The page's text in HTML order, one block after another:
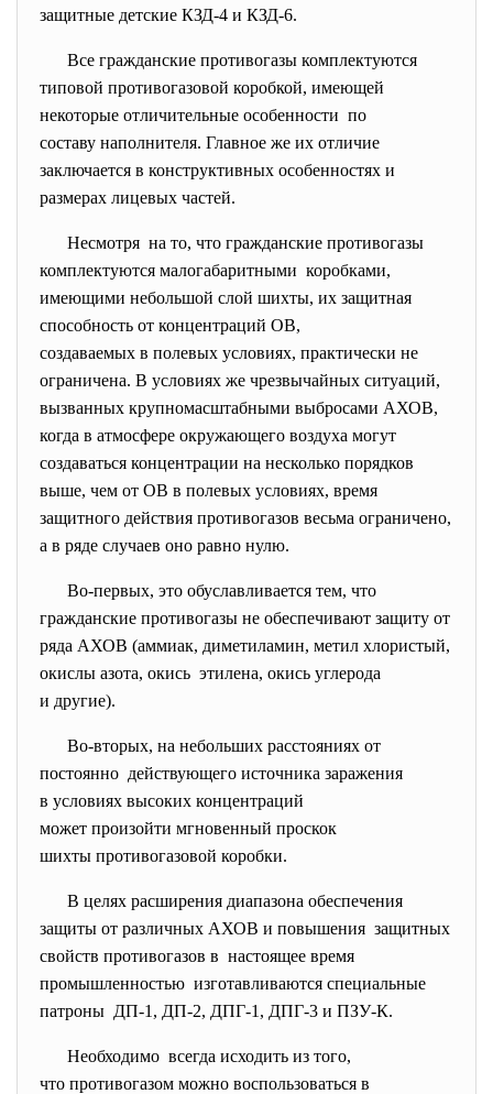
защитные детские КЗД-4 и КЗД-6.
Все гражданские противогазы комплектуются
типовой противогазовой коробкой, имеющей
некоторые отличительные особенности по
составу наполнителя. Главное же их отличие
заключается в конструктивных особенностях и
размерах лицевых частей.
Несмотря на то, что гражданские противогазы
комплектуются малогабаритными коробками,
имеющими небольшой слой шихты, их защитная
способность от концентраций ОВ,
создаваемых в полевых условиях, практически не
ограничена. В условиях же чрезвычайных ситуаций,
вызванных крупномасштабными выбросами АХОВ,
когда в атмосфере окружающего воздуха могут
создаваться концентрации на несколько порядков
выше, чем от ОВ в полевых условиях, время
защитного действия противогазов весьма ограничено,
а в ряде случаев оно равно нулю.
Во-первых, это обуславливается тем, что
гражданские противогазы не обеспечивают защиту от
ряда АХОВ (аммиак, диметиламин, метил хлористый,
окислы азота, окись этилена, окись углерода
и другие).
Во-вторых, на небольших расстояниях от
постоянно действующего источника заражения
в условиях высоких концентраций
может произойти мгновенный проскок
шихты противогазовой коробки.
В целях расширения диапазона обеспечения
защиты от различных АХОВ и повышения защитных
свойств противогазов в настоящее время
промышленностью изготавливаются специальные
патроны ДП-1, ДП-2, ДПГ-1, ДПГ-3 и ПЗУ-К.
Необходимо всегда исходить из того,
что противогазом можно воспользоваться в